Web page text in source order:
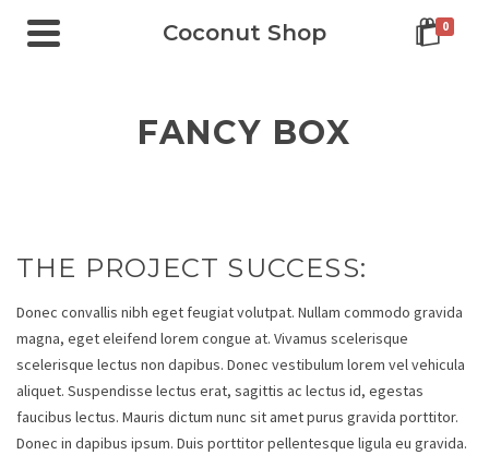
Coconut Shop 0
FANCY BOX
THE PROJECT SUCCESS:
Donec convallis nibh eget feugiat volutpat. Nullam commodo gravida
magna, eget eleifend lorem congue at. Vivamus scelerisque
scelerisque lectus non dapibus. Donec vestibulum lorem vel vehicula
aliquet. Suspendisse lectus erat, sagittis ac lectus id, egestas
faucibus lectus. Mauris dictum nunc sit amet purus gravida porttitor.
Donec in dapibus ipsum. Duis porttitor pellentesque ligula eu gravida.